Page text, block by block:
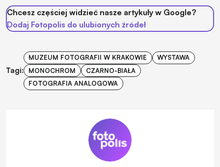
Chcesz częściej widzieć nasze artykuły w Google?
Dodaj Fotopolis do ulubionych źródeł
Tagi:
MUZEUM FOTOGRAFII W KRAKOWIE
WYSTAWA
MONOCHROM
CZARNO-BIAŁA
FOTOGRAFIA ANALOGOWA